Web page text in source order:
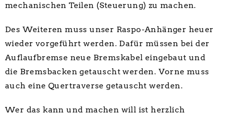
mechanischen Teilen (Steuerung) zu machen.
Des Weiteren muss unser Raspo-Anhänger heuer
wieder vorgeführt werden. Dafür müssen bei der
Auflaufbremse neue Bremskabel eingebaut und
die Bremsbacken getauscht werden. Vorne muss
auch eine Quertraverse getauscht werden.
Wer das kann und machen will ist herzlich